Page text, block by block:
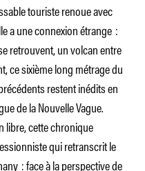
touriste renoue avec
a une connexion étrange :
retrouvent, un volcan entre
ce sixième long métrage du
restent inédits en
de la Nouvelle Vague.
libre, cette chronique
qui retranscrit le
: face à la perspective de